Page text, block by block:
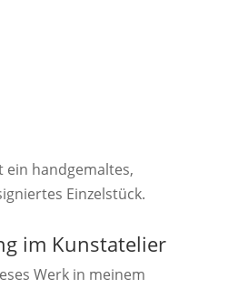
ein handgemaltes,
Einzelstück.
im Kunstatelier
Werk in meinem